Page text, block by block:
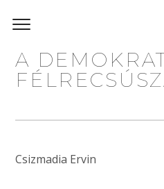
A
Csizmadia Ervin